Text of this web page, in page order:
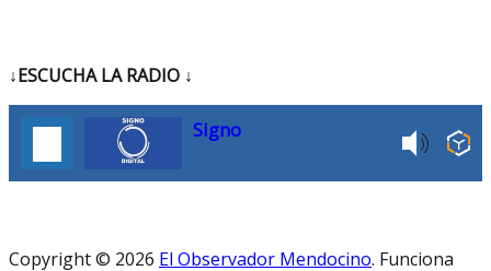
↓ESCUCHA LA RADIO ↓
Signo
Copyright © 2026 El Observador Mendocino. Funciona